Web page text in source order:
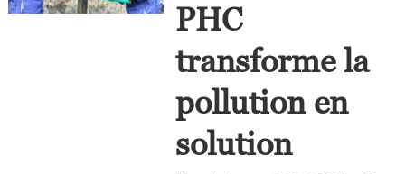
PHC
transforme la
pollution en
solution